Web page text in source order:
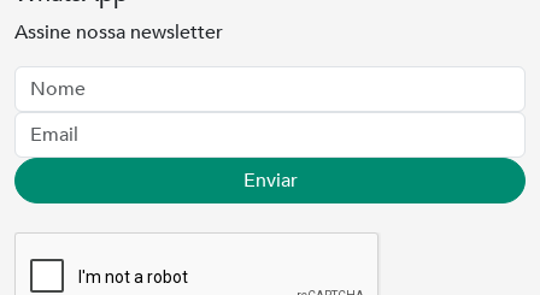
Assine nossa newsletter
Nome
Email
Enviar